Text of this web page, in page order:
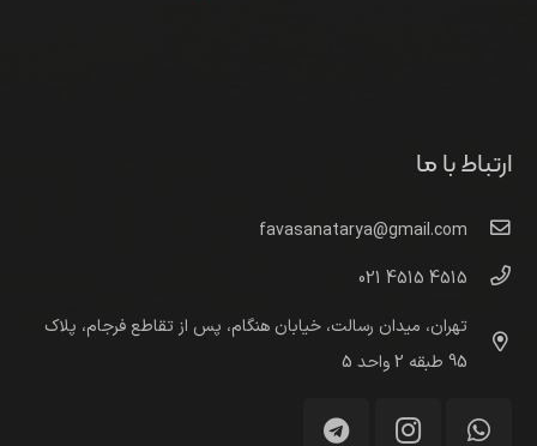
ارتباط با ما
favasanatarya@gmail.com
4515 4515 021
تهران، میدان رسالت، خیابان هنگام، پس از تقاطع فرجام، پلاک
95 طبقه 2 واحد 5